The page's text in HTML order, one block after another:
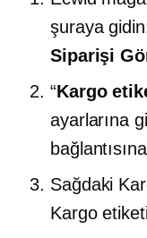
şuraya
Siparişi
“Kargo
ayarlarına
Sağdaki
Kargo